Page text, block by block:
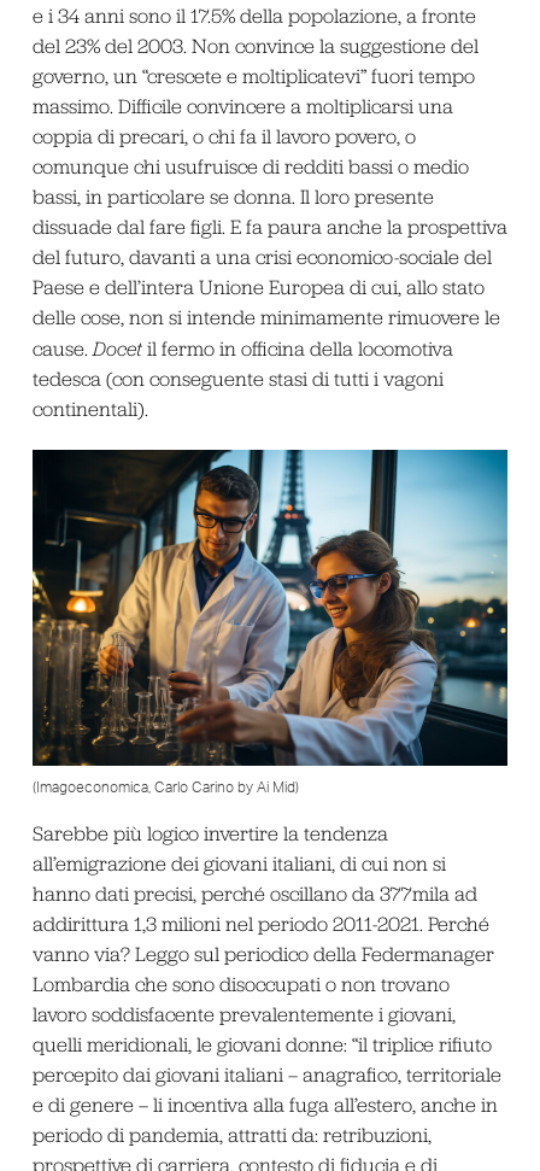
e i 34 anni sono il 17.5% della popolazione, a fronte
del 23% del 2003. Non convince la suggestione del
governo, un “crescete e moltiplicatevi” fuori tempo
massimo. Difficile convincere a moltiplicarsi una
coppia di precari, o chi fa il lavoro povero, o
comunque chi usufruisce di redditi bassi o medio
bassi, in particolare se donna. Il loro presente
dissuade dal fare figli. E fa paura anche la prospettiva
del futuro, davanti a una crisi economico-sociale del
Paese e dell’intera Unione Europea di cui, allo stato
delle cose, non si intende minimamente rimuovere le
cause.Docetil fermo in officina della locomotiva
tedesca (con conseguente stasi di tutti i vagoni
continentali).
(Imagoeconomica, Carlo Carino by Ai Mid)
Sarebbe più logico invertire la tendenza
all’emigrazione dei giovani italiani, di cui non si
hanno dati precisi, perché oscillano da 377mila ad
addirittura 1,3 milioni nel periodo 2011-2021. Perché
vanno via? Leggo sul periodico della Federmanager
Lombardia che sono disoccupati o non trovano
lavoro soddisfacente prevalentemente i giovani,
quelli meridionali, le giovani donne: “il triplice rifiuto
percepito dai giovani italiani – anagrafico, territoriale
e di genere – li incentiva alla fuga all’estero, anche in
periodo di pandemia, attratti da: retribuzioni,
prospettive di carriera, contesto di fiducia e di